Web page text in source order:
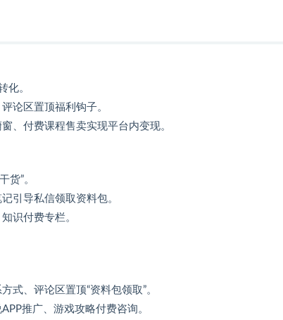
化。
论区置顶福利钩子。
、付费课程售卖实现平台内变现。
货”。
引导私信领取资料包。
识付费专栏。
式、评论区置顶“资料包领取”。
推广、游戏攻略付费咨询。